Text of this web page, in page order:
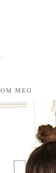
.
OM MEG